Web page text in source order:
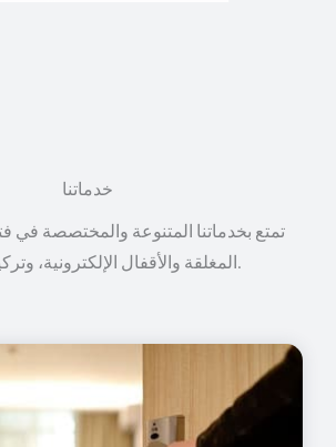
خدماتنا
تمتع بخدماتنا المتنوعة والمختصصة في